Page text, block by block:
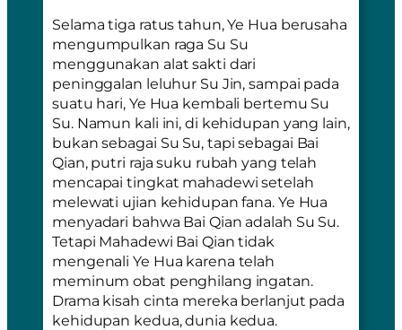
Selama tiga ratus tahun, Ye Hua berusaha
mengumpulkan raga Su Su
menggunakan alat sakti dari
peninggalan leluhur Su Jin, sampai pada
suatu hari, Ye Hua kembali bertemu Su
Su. Namun kali ini, di kehidupan yang lain,
bukan sebagai Su Su, tapi sebagai Bai
Qian, putri raja suku rubah yang telah
mencapai tingkat mahadewi setelah
melewati ujian kehidupan fana. Ye Hua
menyadari bahwa Bai Qian adalah Su Su.
Tetapi Mahadewi Bai Qian tidak
mengenali Ye Hua karena telah
meminum obat penghilang ingatan.
Drama kisah cinta mereka berlanjut pada
kehidupan kedua, dunia kedua.